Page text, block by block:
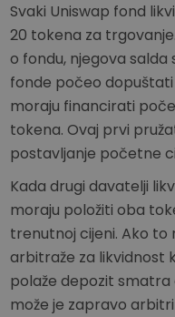
Svaki Uniswap fond
20 tokena za
o fondu, njegova salda
fonde počeo
moraju financirati
tokena. Ovaj prvi
postavljanje početne
Kada drugi davatelji
moraju položiti oba
trenutnoj cijeni. Ako to
arbitraže za likvidnost
polaže depozit
može je zapravo